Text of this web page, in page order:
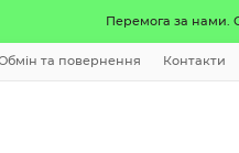
Перемога за нами.
та повернення Контакти